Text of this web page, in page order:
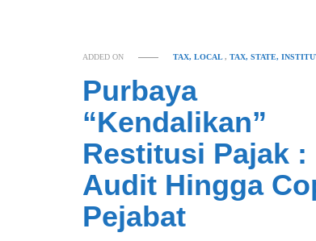
ADDED ON TAX, LOCAL,TAX, STATE,
Purbaya
“Kendalikan”
Restitusi Pajak :
Audit Hingga
Pejabat